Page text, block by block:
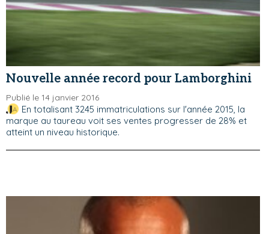
Nouvelle année record pour Lamborghini
Publié le 14 janvier 2016
En totalisant 3245 immatriculations sur l'année 2015, la
marque au taureau voit ses ventes progresser de 28% et
atteint un niveau historique.